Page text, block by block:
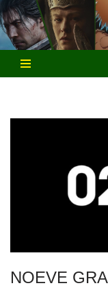
Aller
au
contenu
NOEVE